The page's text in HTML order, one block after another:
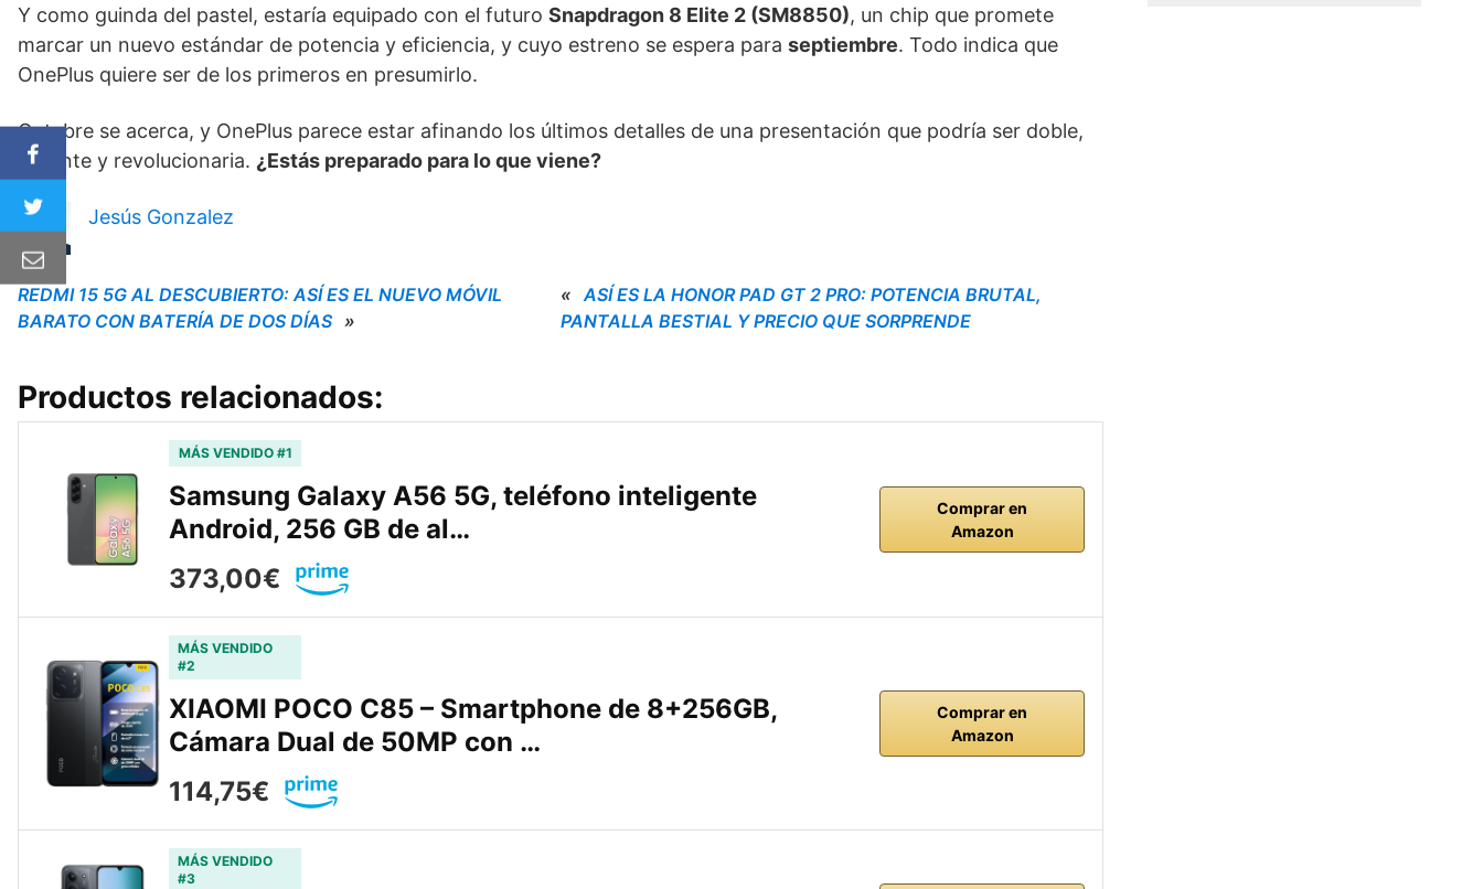
Y como guinda del pastel, estaría equipado con el futuro Snapdragon 8 Elite 2 (SM8850), un chip que promete
marcar un nuevo estándar de potencia y eficiencia, y cuyo estreno se espera para septiembre. Todo indica que
OnePlus quiere ser de los primeros en presumirlo.
Octubre se acerca, y OnePlus parece estar afinando los últimos detalles de una presentación que podría ser doble,
potente y revolucionaria. ¿Estás preparado para lo que viene?
Jesús Gonzalez
REDMI 15 5G AL DESCUBIERTO: ASÍ ES EL NUEVO MÓVIL
BARATO CON BATERÍA DE DOS DÍAS »
« ASÍ ES LA HONOR PAD GT 2 PRO: POTENCIA BRUTAL,
PANTALLA BESTIAL Y PRECIO QUE SORPRENDE
Productos relacionados:
MÁS VENDIDO #1
Samsung Galaxy A56 5G, teléfono inteligente
Android, 256 GB de al…
373,00€
Comprar en
Amazon
MÁS VENDIDO
#2
XIAOMI POCO C85 – Smartphone de 8+256GB,
Cámara Dual de 50MP con …
114,75€
Comprar en
Amazon
MÁS VENDIDO
#3